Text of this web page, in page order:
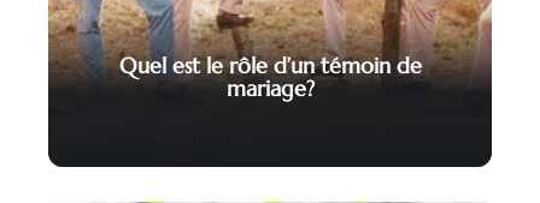
Quel est le rôle d’un témoin de
mariage?